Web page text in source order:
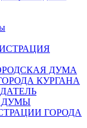
ДУМА
КУРГАНА
ДУМЫ
ГОРОДА